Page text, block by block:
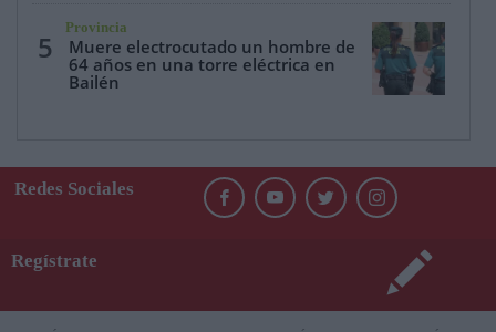
5
Provincia
Muere electrocutado un hombre de
64 años en una torre eléctrica en
Bailén
Redes Sociales
Regístrate